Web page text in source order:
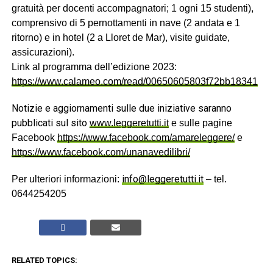
gratuità per docenti accompagnatori; 1 ogni 15 studenti),
comprensivo di 5 pernottamenti in nave (2 andata e 1
ritorno) e in hotel (2 a Lloret de Mar), visite guidate,
assicurazioni).
Link al programma dell’edizione 2023:
https://www.calameo.com/read/00650605803f72bb18341
Notizie e aggiornamenti sulle due iniziative saranno
pubblicati sul sito www.leggeretutti.ite sulle pagine
Facebook https://www.facebook.com/amareleggere/e
https://www.facebook.com/unanavedilibri/
Per ulteriori informazioni: info@leggeretutti.it– tel.
0644254205
RELATED TOPICS: